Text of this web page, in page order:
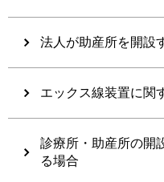
法人が助産所を開設
エックス線装置に関
診療所・助産所の開
る場合